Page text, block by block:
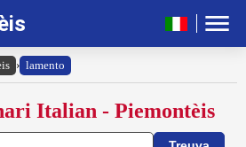
› lamento
Italian - Piemontèis